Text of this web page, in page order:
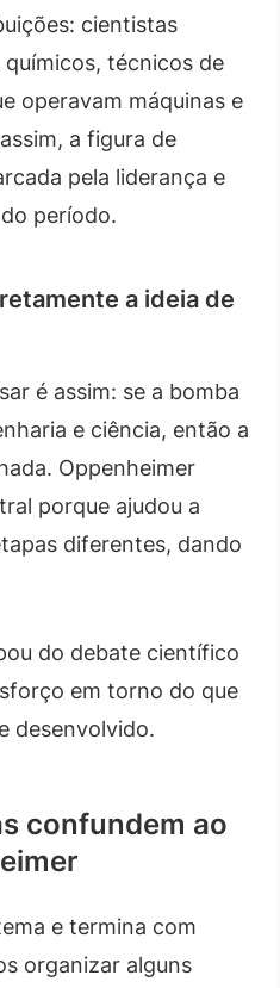
cientistas
técnicos de
operavam máquinas e
a figura de
pela liderança e
período.
a ideia de
é assim: se a bomba
e ciência, então a
Oppenheimer
porque ajudou a
diferentes, dando
do debate científico
em torno do que
desenvolvido.
confundem ao
e termina com
organizar alguns